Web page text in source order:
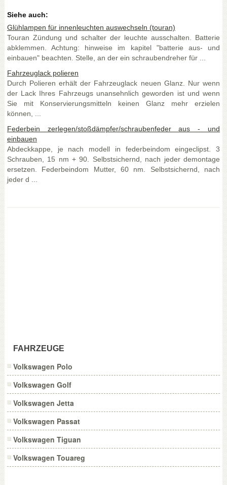
Siehe auch:
Glühlampen für innenleuchten auswechseln (touran)
Touran Zündung und schalter der leuchte ausschalten. Batterie
abklemmen. Achtung: hinweise im kapitel "batterie aus- und
einbauen" beachten. Stelle, an der ein schraubendreher für ...
Fahrzeuglack polieren
Durch Polieren erhält der Fahrzeuglack neuen Glanz. Nur wenn
der Lack Ihres Fahrzeugs unansehnlich geworden ist und wenn
Sie mit Konservierungsmitteln keinen Glanz mehr erzielen
können, ...
Federbein zerlegen/stoßdämpfer/schraubenfeder aus - und
einbauen
Abdeckkappe, je nach modell in federbeindom eingeclipst. 3
Schrauben, 15 nm + 90. Selbstsichernd, nach jeder demontage
ersetzen. Federbeindom Mutter, 60 nm. Selbstsichernd, nach
jeder d ...
FAHRZEUGE
Volkswagen Polo
Volkswagen Golf
Volkswagen Jetta
Volkswagen Passat
Volkswagen Tiguan
Volkswagen Touareg